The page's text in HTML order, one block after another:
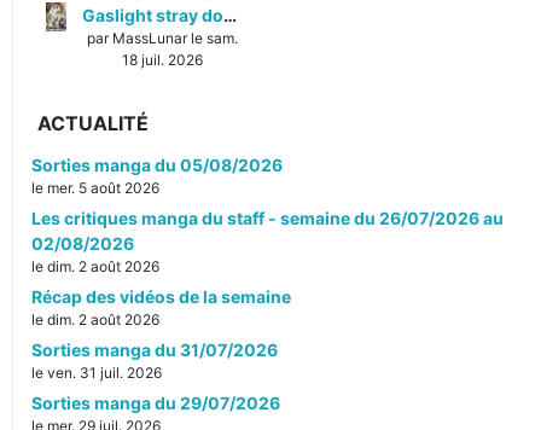
Gaslight stray dog detectives #1
par MassLunar le sam.
18 juil. 2026
ACTUALITÉ
Sorties manga du 05/08/2026
le mer. 5 août 2026
Les critiques manga du staff - semaine du 26/07/2026 au
02/08/2026
le dim. 2 août 2026
Récap des vidéos de la semaine
le dim. 2 août 2026
Sorties manga du 31/07/2026
le ven. 31 juil. 2026
Sorties manga du 29/07/2026
le mer. 29 juil. 2026